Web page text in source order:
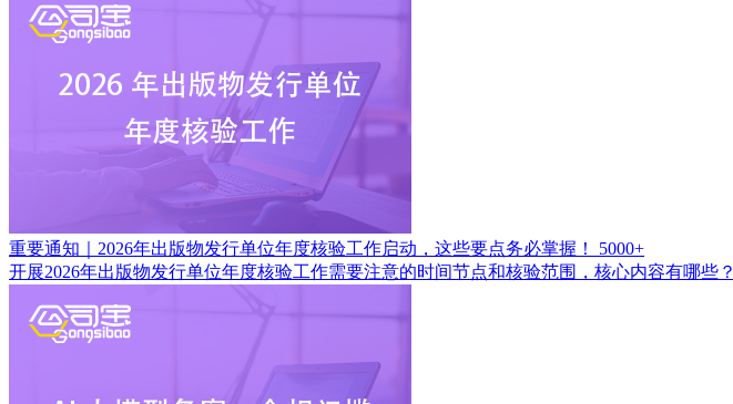
重要通知｜2026年出版物发行单位年度核验工作启动，这些要点务必掌握！
5000+
开展2026年出版物发行单位年度核验工作需要注意的时间节点和核验范围，核心内容有哪些？